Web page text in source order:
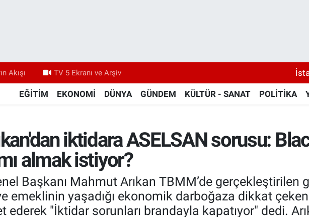
Akışı TV 5 Ekranı ve Arşiv
EĞİTİM EKONOMİ DÜNYA GÜNDEM KÜLTÜR - SANAT POLİTİKA
iktidara ASELSAN sorusu:
almak istiyor?
Başkanı Mahmut Arıkan TBMM’de gerçekleştirilen
emeklinin yaşadığı ekonomik darboğaza dikkat çeken
ederek "İktidar sorunları brandayla kapatıyor" dedi.